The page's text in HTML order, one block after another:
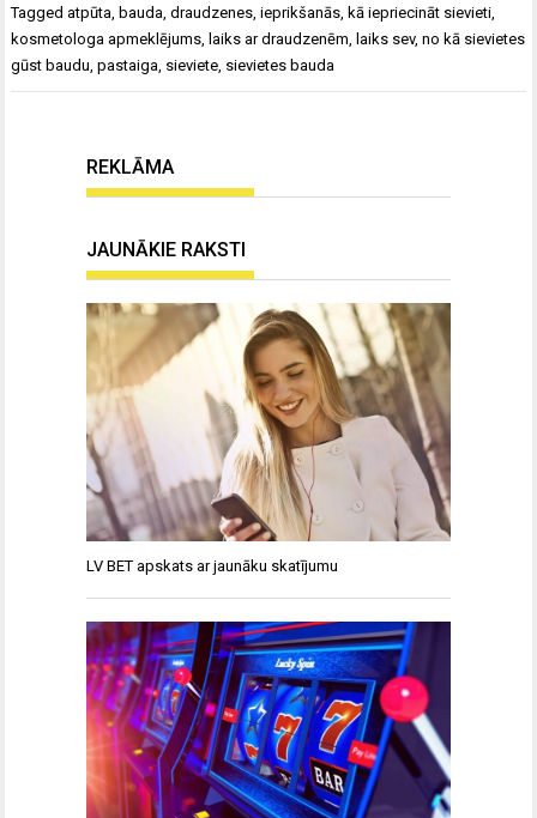
Taggedatpūta ,bauda ,draudzenes ,ieprikšanās ,kā iepriecināt sievieti
kosmetologa apmeklējums ,laiks ar draudzenēm ,laiks sev,no kā sievietes
gūst baudu ,pastaiga sieviete sievietes bauda
REKLĀMA
JAUNĀKIE RAKSTI
LV BET apskats ar jaunāku skatījumu